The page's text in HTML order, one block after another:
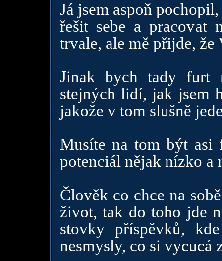
Já jsem aspoň
řešit sebe a pracovat
trvale, ale mě přijde, že
Jinak bych tady furt
stejných lidí, jak jsem
jakože v tom slušně
Musíte na tom být asi
potenciál nějak nízko a
Člověk co chce na
život, tak do toho jde
stovky příspěvků,
nesmysly, co si vycucá